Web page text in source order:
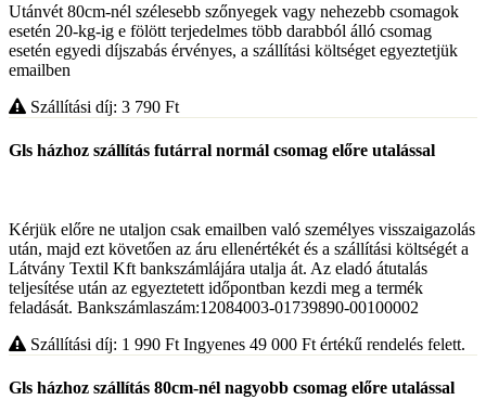
Utánvét 80cm-nél szélesebb szőnyegek vagy nehezebb csomagok
esetén 20-kg-ig e fölött terjedelmes több darabból álló csomag
esetén egyedi díjszabás érvényes, a szállítási költséget egyeztetjük
emailben
Szállítási díj: 3 790 Ft
Gls házhoz szállítás futárral normál csomag előre utalással
Kérjük előre ne utaljon csak emailben való személyes visszaigazolás
után, majd ezt követően az áru ellenértékét és a szállítási költségét a
Látvány Textil Kft bankszámlájára utalja át. Az eladó átutalás
teljesítése után az egyeztetett időpontban kezdi meg a termék
feladását. Bankszámlaszám:12084003-01739890-00100002
Szállítási díj: 1 990 Ft Ingyenes 49 000 Ft értékű rendelés felett.
Gls házhoz szállítás 80cm-nél nagyobb csomag előre utalással